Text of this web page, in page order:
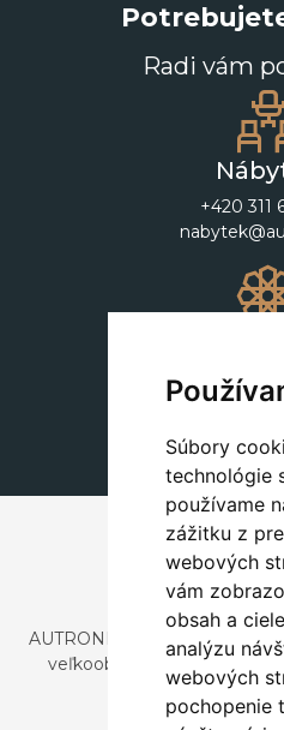
Súbory
technológie
používame
zážitku z
webových
vám
obsah a
analýzu
webových
pochopenie
Radi vám
+420 311
+420 311
AUTRONIC, s.r.o. je
veľkoobchodným predajom
nábytku a